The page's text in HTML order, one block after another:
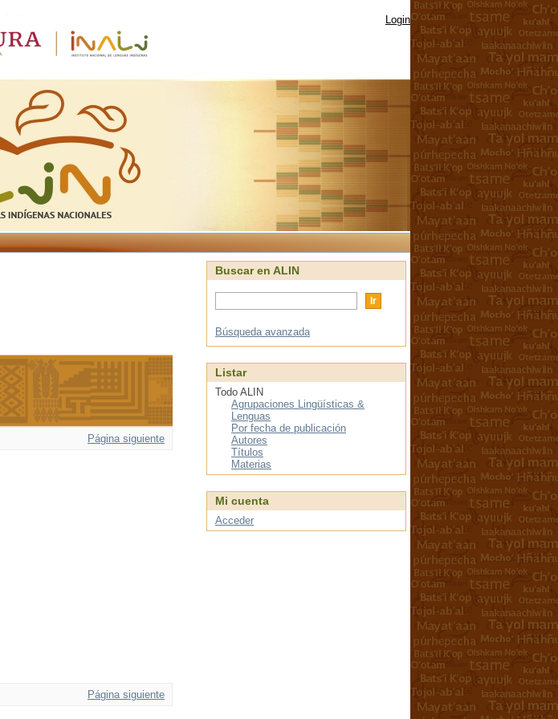
Login
Página siguiente
Página siguiente
Buscar en ALIN
Búsqueda avanzada
Listar
Todo ALIN
Agrupaciones Lingüísticas &
Lenguas
Por fecha de publicación
Autores
Títulos
Materias
Mi cuenta
Acceder